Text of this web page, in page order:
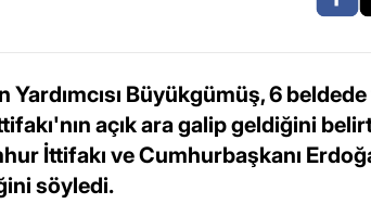
Yardımcısı Büyükgümüş, 6 beldede
açık ara galip geldiğini
İttifakı ve Cumhurbaşkanı
söyledi.